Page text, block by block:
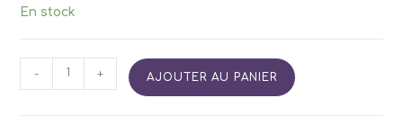
En stock
quantité
- + AJOUTER AU PANIER